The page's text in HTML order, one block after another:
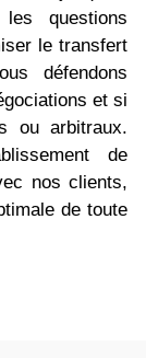
questions
le transfert
défendons
et si
ou arbitraux.
de
nos clients,
de toute